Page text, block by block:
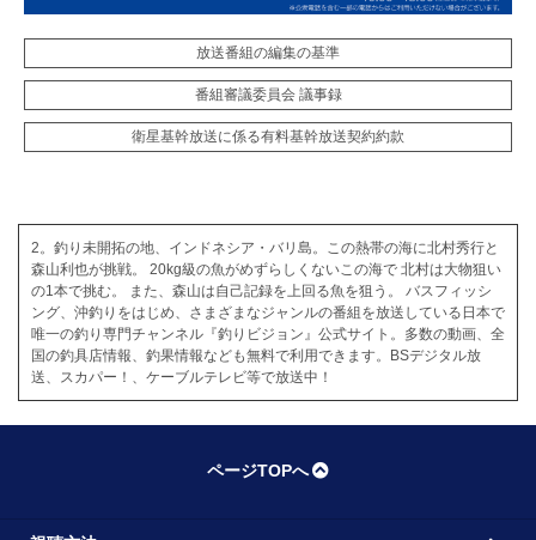
放送番組の編集の基準
番組審議委員会 議事録
衛星基幹放送に係る有料基幹放送契約約款
2。釣り未開拓の地、インドネシア・バリ島。この熱帯の海に北村秀行と
森山利也が挑戦。 20kg級の魚がめずらしくないこの海で 北村は大物狙い
の1本で挑む。 また、森山は自己記録を上回る魚を狙う。 バスフィッシ
ング、沖釣りをはじめ、さまざまなジャンルの番組を放送している日本で
唯一の釣り専門チャンネル『釣りビジョン』公式サイト。多数の動画、全
国の釣具店情報、釣果情報なども無料で利用できます。BSデジタル放
送、スカパー！、ケーブルテレビ等で放送中！
ページTOPへ